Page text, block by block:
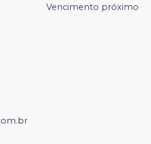
Vencimento próximo